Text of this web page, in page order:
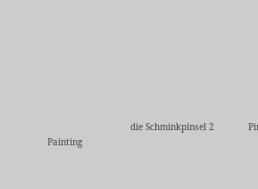
Painting
die Schminkpinsel 2